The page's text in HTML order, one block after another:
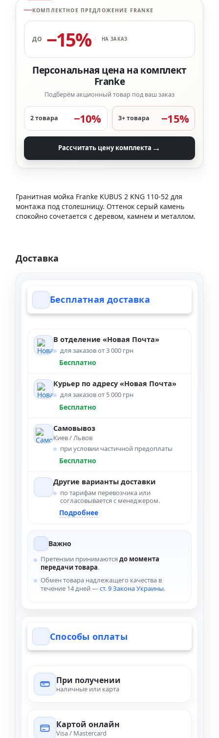
КОМПЛЕКТНОЕ ПРЕДЛОЖЕНИЕ FRANKE
ДО −15% НА ЗАКАЗ
Персональная цена на комплект
Franke
Подберём акционный товар под ваш заказ
2 товара −10% 3+ товара −15%
Рассчитать цену комплекта →
Гранитная мойка Franke KUBUS 2 KNG 110-52 для
монтажа под столешницу. Оттенок серый камень
спокойно сочетается с деревом, камнем и металлом.
Доставка
Бесплатная доставка
В отделение «Новая Почта»
для заказов от 3 000 грн
Бесплатно
Курьер по адресу «Новая Почта»
для заказов от 5 000 грн
Бесплатно
Самовывоз
Киев / Львов
при условии частичной предоплаты
Бесплатно
Другие варианты доставки
по тарифам перевозчика или
согласовывается с менеджером.
Подробнее
Важно
Претензии принимаются до момента
передачи товара.
Обмен товара надлежащего качества в
течение 14 дней —ст. 9 Закона Украины.
Способы оплаты
При получении
наличные или карта
Картой онлайн
Visa / Mastercard